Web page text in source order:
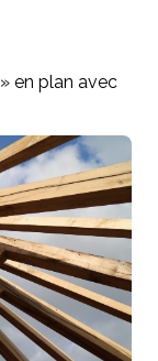
en plan avec